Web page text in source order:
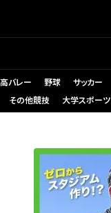
バレー 野球 サッカー
その他競技 大学スポーツ